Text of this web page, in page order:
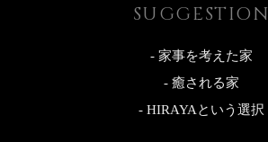
SUGGESTION
- 家事を考えた家
- 癒される家
- HIRAYAという選択